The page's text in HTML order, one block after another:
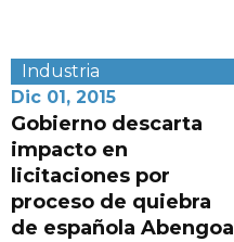
Industria
Dic 01, 2015
Gobierno descarta
impacto en
licitaciones por
proceso de quiebra
de española Abengoa